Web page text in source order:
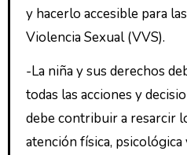
y hacerlo accesible para
Violencia Sexual (VVS).
-La niña y sus derechos
todas las acciones y
debe contribuir a resarcir
atención física,